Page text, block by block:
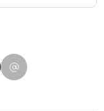
Pinterest
su WhatsApp
Condividi su Email